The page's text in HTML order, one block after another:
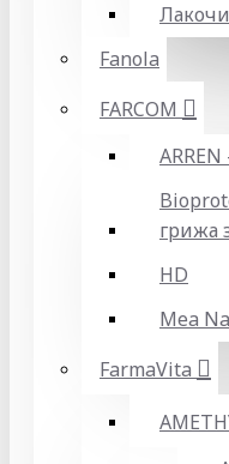
Fanola
FARCOM
грижа
HD
Mea
FarmaVita